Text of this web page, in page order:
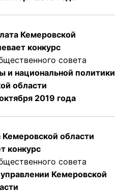
Кемеровской
конкурс
совета
и национальной политики
области
2019 года
области
конкурс
совета
Кемеровской